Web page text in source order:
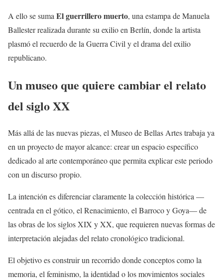
A ello se suma El guerrillero muerto, una estampa de Manuela
Ballester realizada durante su exilio en Berlín, donde la artista
plasmó el recuerdo de la Guerra Civil y el drama del exilio
republicano.
Un museo que quiere cambiar el relato
del siglo XX
Más allá de las nuevas piezas, el Museo de Bellas Artes trabaja ya
en un proyecto de mayor alcance: crear un espacio específico
dedicado al arte contemporáneo que permita explicar este periodo
con un discurso propio.
La intención es diferenciar claramente la colección histórica —
centrada en el gótico, el Renacimiento, el Barroco y Goya— de
las obras de los siglos XIX y XX, que requieren nuevas formas de
interpretación alejadas del relato cronológico tradicional.
El objetivo es construir un recorrido donde conceptos como la
memoria, el feminismo, la identidad o los movimientos sociales